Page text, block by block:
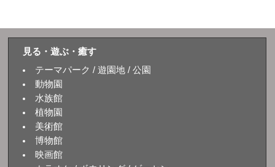
見る・遊ぶ・癒す
テーマパーク / 遊園地 / 公園
動物園
水族館
植物園
美術館
博物館
映画館